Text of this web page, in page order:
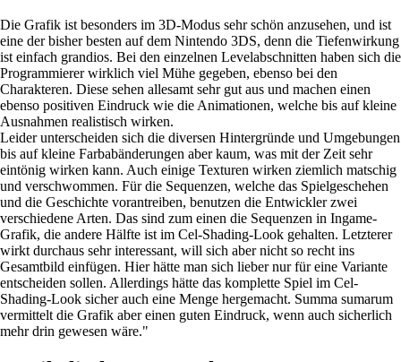
Die Grafik ist besonders im 3D-Modus sehr schön anzusehen, und ist
eine der bisher besten auf dem Nintendo 3DS, denn die Tiefenwirkung
ist einfach grandios. Bei den einzelnen Levelabschnitten haben sich die
Programmierer wirklich viel Mühe gegeben, ebenso bei den
Charakteren. Diese sehen allesamt sehr gut aus und machen einen
ebenso positiven Eindruck wie die Animationen, welche bis auf kleine
Ausnahmen realistisch wirken.
Leider unterscheiden sich die diversen Hintergründe und Umgebungen
bis auf kleine Farbabänderungen aber kaum, was mit der Zeit sehr
eintönig wirken kann. Auch einige Texturen wirken ziemlich matschig
und verschwommen. Für die Sequenzen, welche das Spielgeschehen
und die Geschichte vorantreiben, benutzen die Entwickler zwei
verschiedene Arten. Das sind zum einen die Sequenzen in Ingame-
Grafik, die andere Hälfte ist im Cel-Shading-Look gehalten. Letzterer
wirkt durchaus sehr interessant, will sich aber nicht so recht ins
Gesamtbild einfügen. Hier hätte man sich lieber nur für eine Variante
entscheiden sollen. Allerdings hätte das komplette Spiel im Cel-
Shading-Look sicher auch eine Menge hergemacht. Summa sumarum
vermittelt die Grafik aber einen guten Eindruck, wenn auch sicherlich
mehr drin gewesen wäre."